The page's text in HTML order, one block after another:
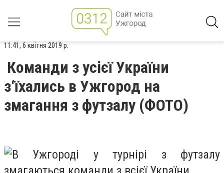
11:41, 6 квітня 2019 р.
Команди з усієї України
з‘їхались в Ужгород на
змагання з футзалу (ФОТО)